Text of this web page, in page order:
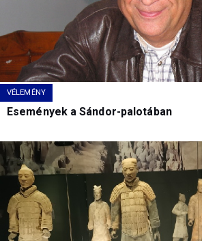
VÉLEMÉNY
Események a Sándor-palotában